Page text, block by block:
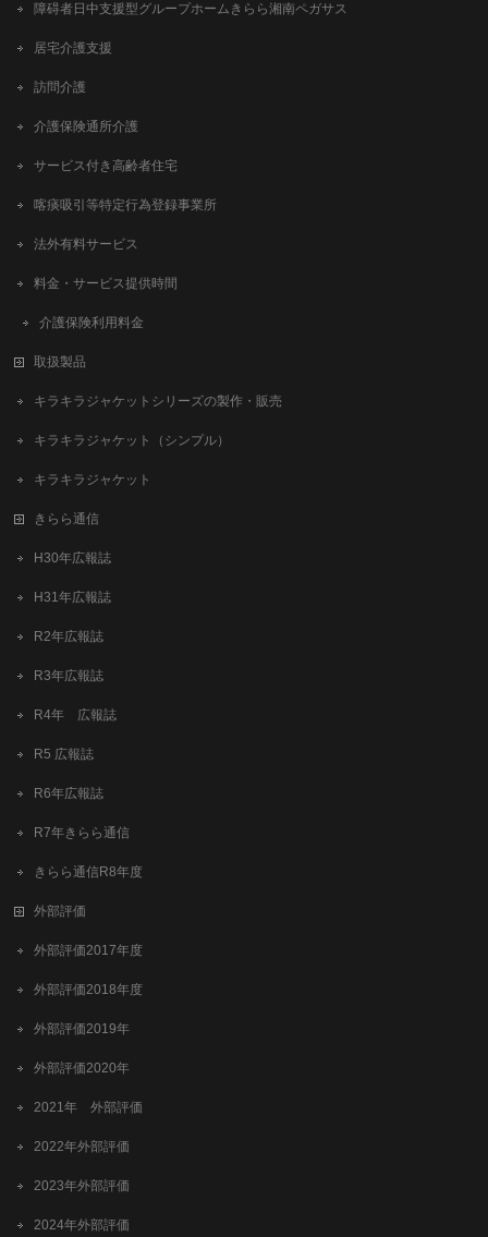
障碍者日中支援型グループホームきらら湘南ペガサス
居宅介護支援
訪問介護
介護保険通所介護
サービス付き高齢者住宅
喀痰吸引等特定行為登録事業所
法外有料サービス
料金・サービス提供時間
介護保険利用料金
取扱製品
キラキラジャケットシリーズの製作・販売
キラキラジャケット（シンプル）
キラキラジャケット
きらら通信
H30年広報誌
H31年広報誌
R2年広報誌
R3年広報誌
R4年 広報誌
R5 広報誌
R6年広報誌
R7年きらら通信
きらら通信R8年度
外部評価
外部評価2017年度
外部評価2018年度
外部評価2019年
外部評価2020年
2021年 外部評価
2022年外部評価
2023年外部評価
2024年外部評価